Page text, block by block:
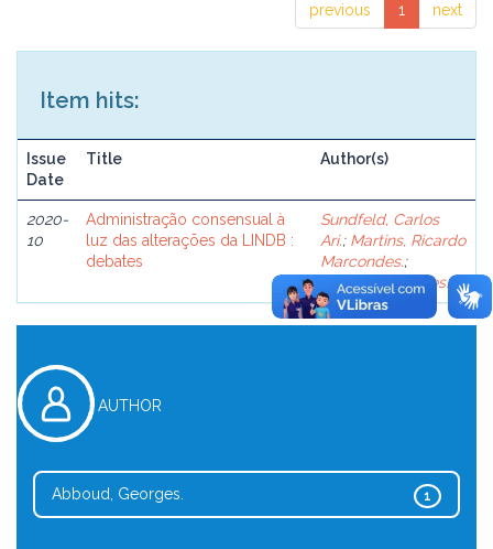
previous 1 next
Item hits:
Issue
Date
Title Author(s)
2020-
10
Administração consensual à
luz das alterações da LINDB :
debates
Sundfeld, Carlos
Ari.; Martins, Ricardo
Marcondes.;
Abboud, Georges.
AUTHOR
1
Abboud, Georges.